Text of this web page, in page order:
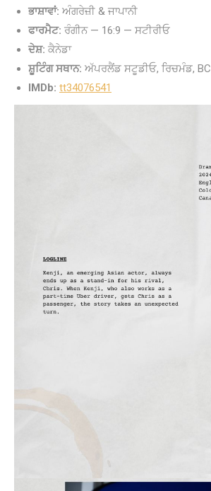
ਭਾਸ਼ਾਵਾਂ: ਅੰਗਰੇਜ਼ੀ & ਜਾਪਾਨੀ
ਫਾਰਮੈਟ: ਰੰਗੀਨ — 16:9 — ਸਟੀਰੀਓ
ਦੇਸ਼: ਕੈਨੇਡਾ
ਸ਼ੂਟਿੰਗ ਸਥਾਨ: ਅੱਪਰਲੈਂਡ ਸਟੂਡੀਓ, ਰਿਚਮੰਡ, BC
IMDb: tt34076541